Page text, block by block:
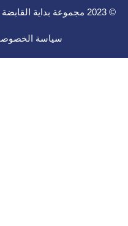
سياسة الخصوصية